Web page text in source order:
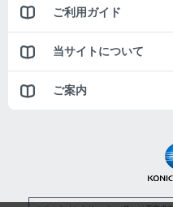
ご利用ガイド
当サイトについて
ご案内